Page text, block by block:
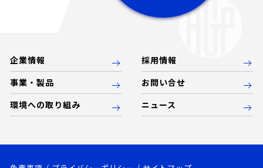
企業情報
事業・製品
環境への取り組み
ニュース
採用情報
お問い合せ